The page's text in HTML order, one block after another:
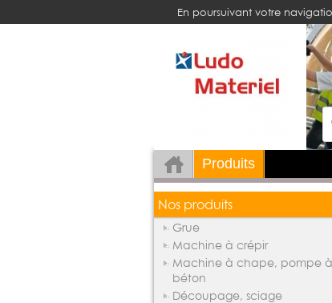
En poursuivant votre
Produits
Nos produits
Grue
Machine à crépir
Machine à chape, pompe à
béton
Découpage, sciage